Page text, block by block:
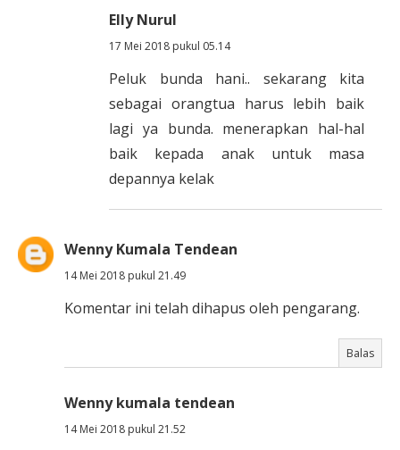
Elly Nurul
17 Mei 2018 pukul 05.14
Peluk bunda hani.. sekarang kita
sebagai orangtua harus lebih baik
lagi ya bunda. menerapkan hal-hal
baik kepada anak untuk masa
depannya kelak
Wenny Kumala Tendean
14 Mei 2018 pukul 21.49
Komentar ini telah dihapus oleh pengarang.
Balas
Wenny kumala tendean
14 Mei 2018 pukul 21.52